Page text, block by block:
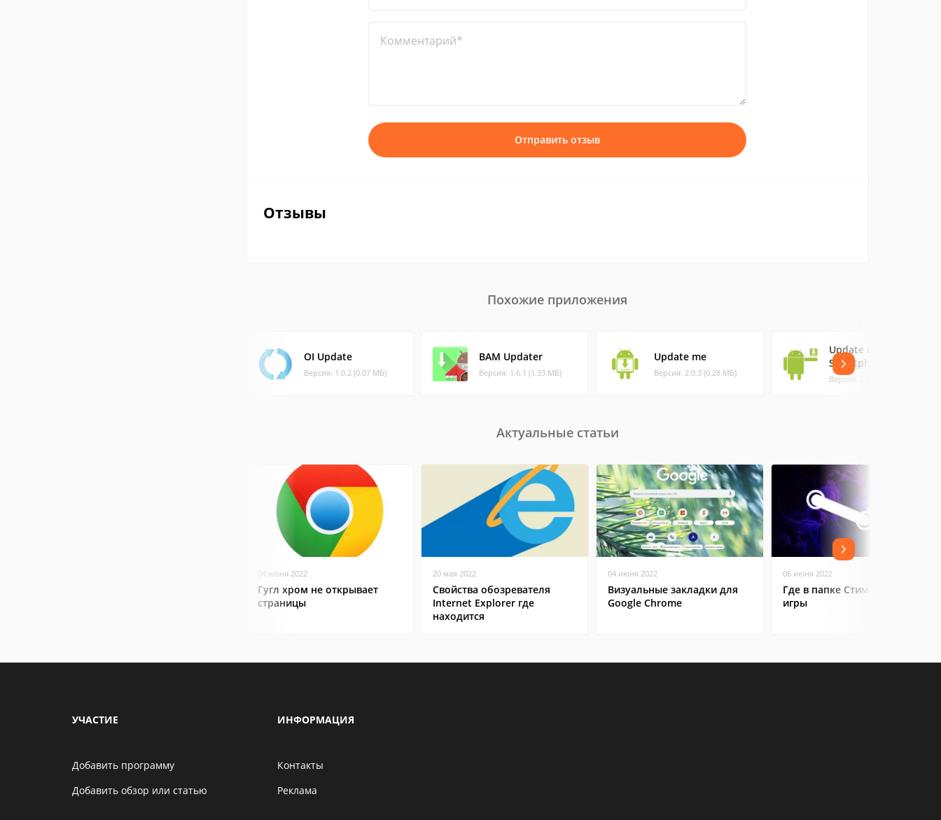
Комментарий*
Отправить отзыв
Отзывы
Похожие приложения
OI Update
Версия: 1.0.2 (0.07 МБ)
BAM Updater
Версия: 1.6.1 (1.33 МБ)
Update me
Версия: 2.0.3 (0.28 МБ)
Update me
Smartphone
Версия: 2.0.3 (0.3 МБ)
Актуальные статьи
04 июня 2022
Гугл хром не открывает
страницы
20 мая 2022
Свойства обозревателя
Internet Explorer где
находится
04 июня 2022
Визуальные закладки для
Google Chrome
06 июня 2022
Где в папке Стим находятся
игры
УЧАСТИЕ
Добавить программу
Добавить обзор или статью
ИНФОРМАЦИЯ
Контакты
Реклама